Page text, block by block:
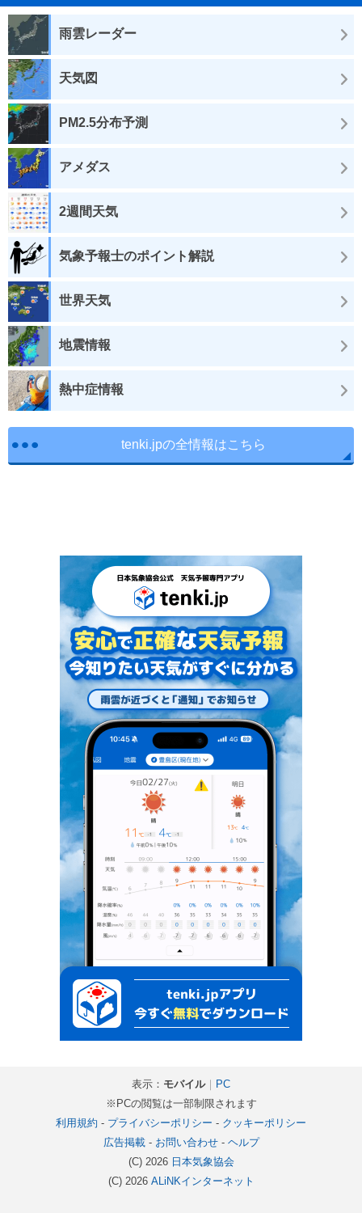
雨雲レーダー
天気図
PM2.5分布予測
アメダス
2週間天気
気象予報士のポイント解説
世界天気
地震情報
熱中症情報
tenki.jpの全情報はこちら
表示： モバイル｜ PC
※PCの閲覧は一部制限されます
利用規約 - プライバシーポリシー - クッキーポリシー
広告掲載- お問い合わせ- ヘルプ
(C) 2026 日本気象協会
(C) 2026 ALiNKインターネット